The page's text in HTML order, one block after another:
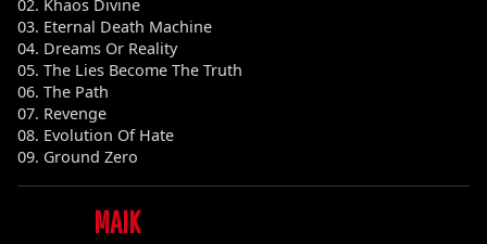
02. Khaos Divine
03. Eternal Death Machine
04. Dreams Or Reality
05. The Lies Become The Truth
06. The Path
07. Revenge
08. Evolution Of Hate
09. Ground Zero
MAIK